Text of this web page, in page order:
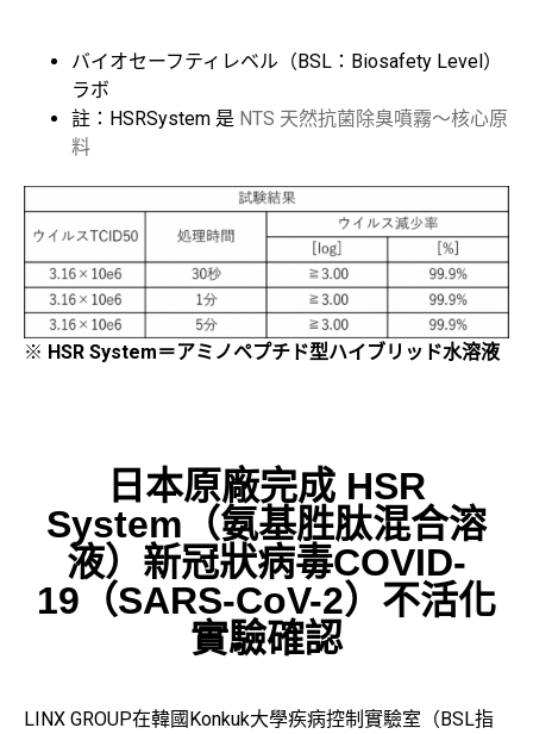
バイオセーフティレベル（BSL：Biosafety Level）
ラボ
註：HSRSystem 是 NTS 天然抗菌除臭噴霧～核心原
料
※ HSR System＝アミノペプチド型ハイブリッド水溶液
日本原廠完成 HSR
System（氨基胜肽混合溶
液）新冠狀病毒COVID-
19（SARS-CoV-2）不活化
實驗確認
LINX GROUP在韓國Konkuk大學疾病控制實驗室（BSL指